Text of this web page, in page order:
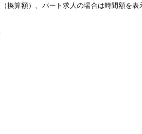
換算額）、パート求人の場合は時間額を表